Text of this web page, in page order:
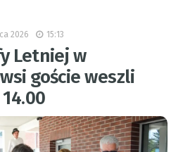
2026 15:13
Letniej w
goście weszli